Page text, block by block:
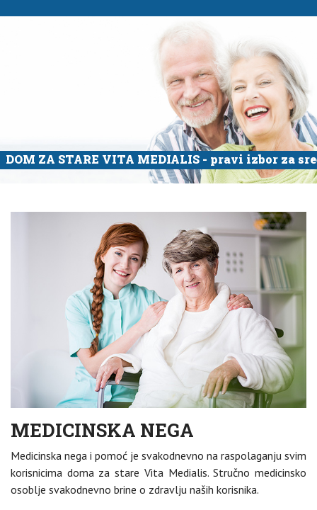
DOM ZA STARE VITA MEDIALIS - pravi izbor za
MEDICINSKA NEGA
Medicinska nega i pomoć je svakodnevno na raspolaganju svim
korisnicima doma za stare Vita Medialis. Stručno medicinsko
osoblje svakodnevno brine o zdravlju naših korisnika.